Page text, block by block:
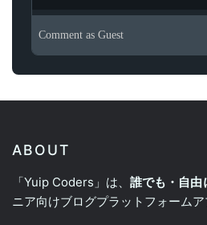
Comment as Guest
ABOUT
「Yuip Coders」は、誰でも・自由
ニア向けブログプラットフォームア